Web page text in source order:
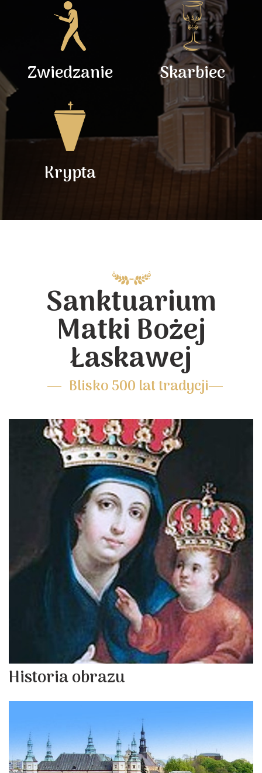
Zwiedzanie Skarbiec
Krypta
Sanktuarium
Matki Bożej
Łaskawej
Blisko 500 lat tradycji
Historia obrazu